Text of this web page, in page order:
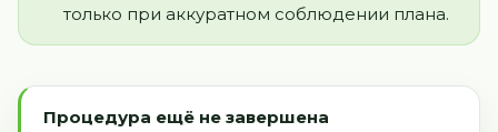
только при аккуратном соблюдении плана.
Процедура ещё не завершена